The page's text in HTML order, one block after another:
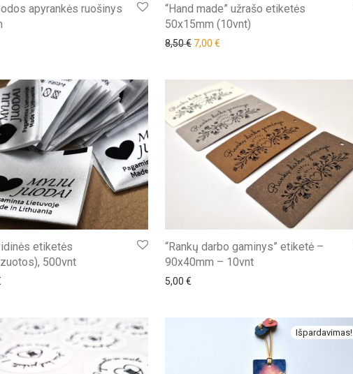
apyrankės ruošinys
“Hand made” užrašo etiketės
50x15mm (10vnt)
8,50€ 7,00 €
etiketės
500vnt
“Rankų darbo gaminys” etiketė –
90x40mm – 10vnt
5,00 €
Išpardavimas!